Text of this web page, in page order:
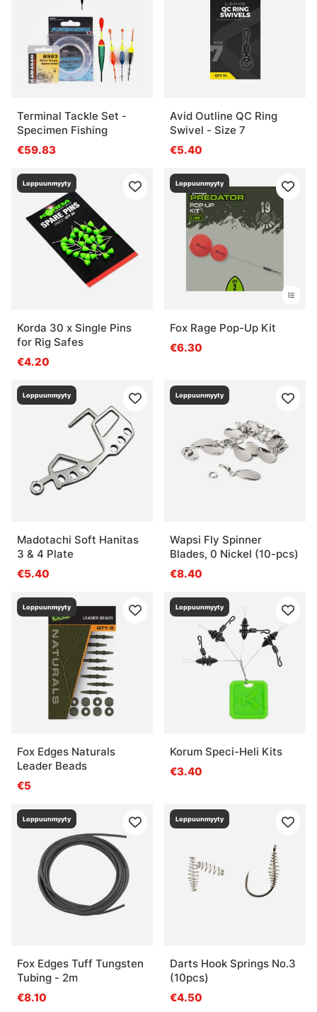
Terminal Tackle Set -
Specimen Fishing
€59.83
Avid Outline QC Ring
Swivel - Size 7
€5.40
Loppuunmyyty
Korda 30 x Single Pins
for Rig Safes
€4.20
Loppuunmyyty
Fox Rage Pop-Up Kit
€6.30
Loppuunmyyty
Madotachi Soft Hanitas
3 & 4 Plate
€5.40
Loppuunmyyty
Wapsi Fly Spinner
Blades, 0 Nickel (10-pcs)
€8.40
Loppuunmyyty
Fox Edges Naturals
Leader Beads
€5
Loppuunmyyty
Korum Speci-Heli Kits
€3.40
Loppuunmyyty
Fox Edges Tuff Tungsten
Tubing - 2m
€8.10
Loppuunmyyty
Darts Hook Springs No.3
(10pcs)
€4.50